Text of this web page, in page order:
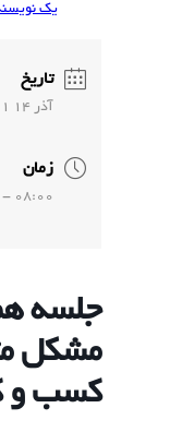
یک
تاریخ
آذر 14 1401
زمان
08:00 - 09:30
جلسه
مشکل
کسب و